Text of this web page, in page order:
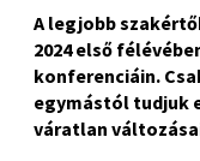
A legjobb
2024 első
konferenciáin.
egymástól tudjuk
váratlan